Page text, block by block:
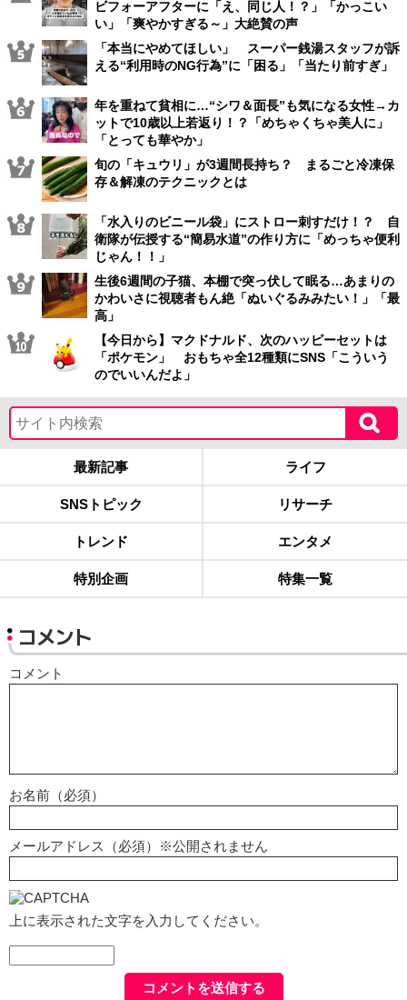
ビフォーアフターに「え、同じ人！？」「かっこい
い」「爽やかすぎる～」大絶賛の声
「本当にやめてほしい」 スーパー銭湯スタッフが訴
える“利用時のNG行為”に「困る」「当たり前すぎ」
年を重ねて貧相に…“シワ＆面長”も気になる女性→カ
ットで10歳以上若返り！？「めちゃくちゃ美人に」
「とっても華やか」
旬の「キュウリ」が3週間長持ち？ まるごと冷凍保
存＆解凍のテクニックとは
「水入りのビニール袋」にストロー刺すだけ！？ 自
衛隊が伝授する“簡易水道”の作り方に「めっちゃ便利
じゃん！！」
生後6週間の子猫、本棚で突っ伏して眠る…あまりの
かわいさに視聴者もん絶「ぬいぐるみみたい！」「最
高」
【今日から】マクドナルド、次のハッピーセットは
「ポケモン」 おもちゃ全12種類にSNS「こういう
のでいいんだよ」
最新記事 ライフ
SNSトピック リサーチ
トレンド エンタメ
特別企画 特集一覧
コメント
コメント
お名前（必須）
メールアドレス（必須）※公開されません
上に表示された文字を入力してください。